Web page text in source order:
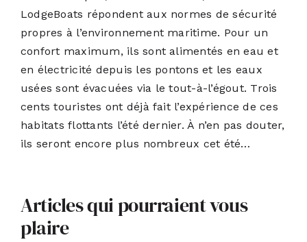
LodgeBoats répondent aux normes de sécurité
propres à l’environnement maritime. Pour un
confort maximum, ils sont alimentés en eau et
en électricité depuis les pontons et les eaux
usées sont évacuées via le tout-à-l’égout. Trois
cents touristes ont déjà fait l’expérience de ces
habitats flottants l’été dernier. À n’en pas douter,
ils seront encore plus nombreux cet été…
Articles qui pourraient vous
plaire